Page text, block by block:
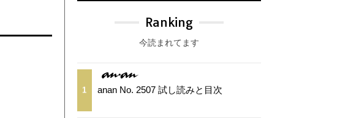
Ranking
今読まれてます
1 anan No. 2507 試し読みと目次